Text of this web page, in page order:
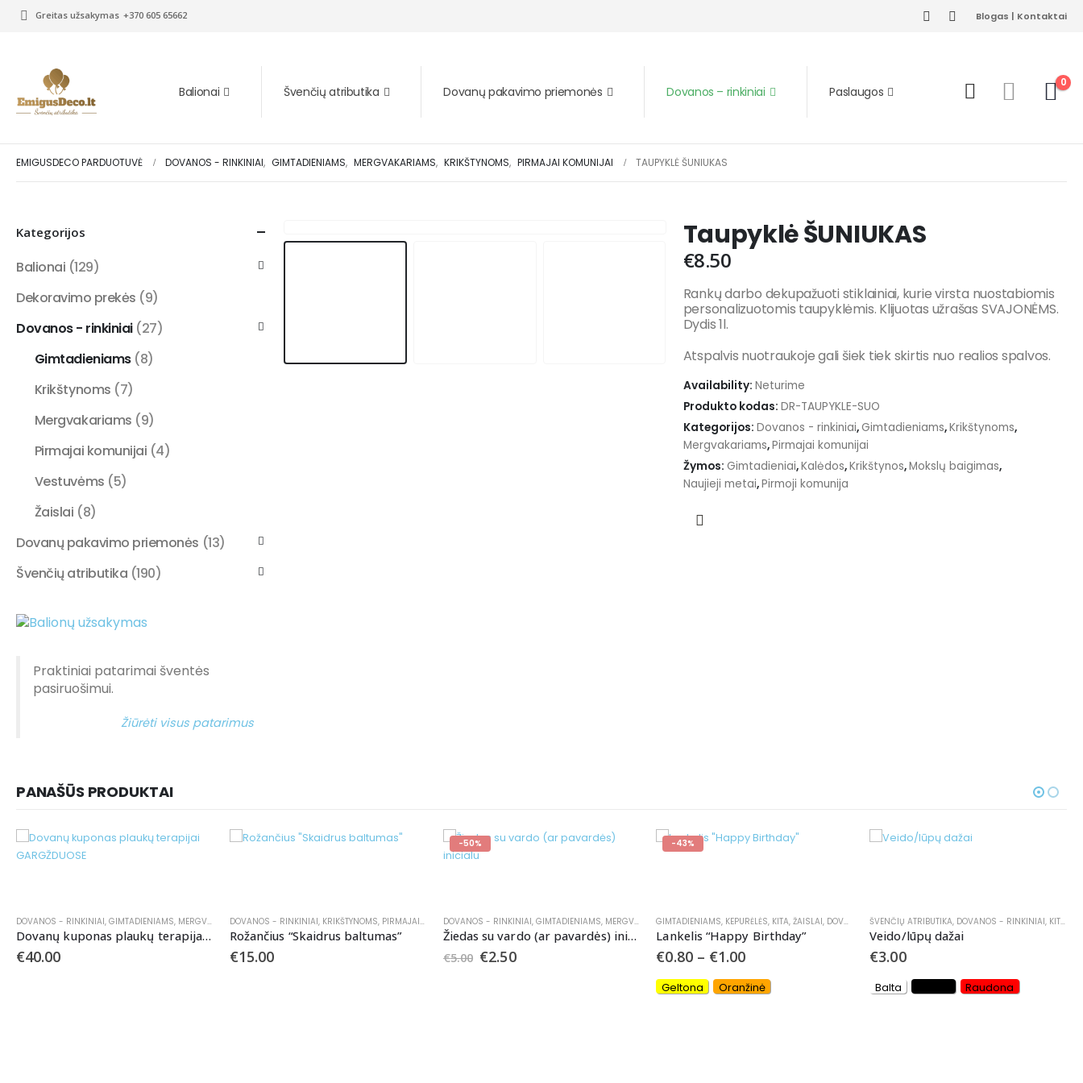
Greitas užsakymas +370 605 65662 Blogas | Kontaktai
Balionai Švenčių atributika Dovanų pakavimo priemonės Dovanos – rinkiniai Paslaugos
0
EMIGUSDECO PARDUOTUVĖ DOVANOS - RINKINIAI, GIMTADIENIAMS, MERGVAKARIAMS, KRIKŠTYNOMS, PIRMAJAI KOMUNIJAI TAUPYKLĖ ŠUNIUKAS
Taupyklė ŠUNIUKAS
€8.50
Rankų darbo dekupažuoti stiklainiai, kurie virsta nuostabiomis
personalizuotomis taupyklėmis. Klijuotas užrašas SVAJONĖMS.
Dydis 1l.
Atspalvis nuotraukoje gali šiek tiek skirtis nuo realios spalvos.
Availability: Neturime
Produkto kodas: DR-TAUPYKLE-SUO
Kategorijos: Dovanos - rinkiniai,Gimtadieniams,Krikštynoms,
Mergvakariams,Pirmajai komunijai
Žymos: Gimtadieniai,Kalėdos,Krikštynos,Mokslų baigimas,
Naujieji metai,Pirmoji komunija
Kategorijos
Balionai (129)
Dekoravimo prekės (9)
Dovanos - rinkiniai (27)
Gimtadieniams (8)
Krikštynoms (7)
Mergvakariams (9)
Pirmajai komunijai (4)
Vestuvėms (5)
Žaislai (8)
Dovanų pakavimo priemonės (13)
Švenčių atributika (190)
Praktiniai patarimai šventės
pasiruošimui.
Žiūrėti visus patarimus
PANAŠŪS PRODUKTAI
DOVANOS - RINKINIAI,KRIKŠTYNOMS,PIRMAJAI KOMUNIJAI
Rožančius “Skaidrus baltumas”
€15.00
-50%
DOVANOS - RINKINIAI,GIMTADIENIAMS,MERGVAKARIAMS
€ 5.00 €
-43%
GIMTADIENIAMS,KEPURĖLĖS,KITA,ŽAISLAI,DOVANOS - RINKINIAI
Lankelis “Happy Birthday”
€0.80 – €1.00
ŠVENČIŲ ATRIBUTIKA,DOVANOS - RINKINIAI,KITA ŽAISLAI
Veido/lūpų dažai
€3.00
Balta Juoda Raudona
NETURIME